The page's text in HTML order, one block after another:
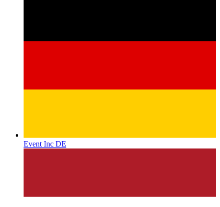
Event Inc DE